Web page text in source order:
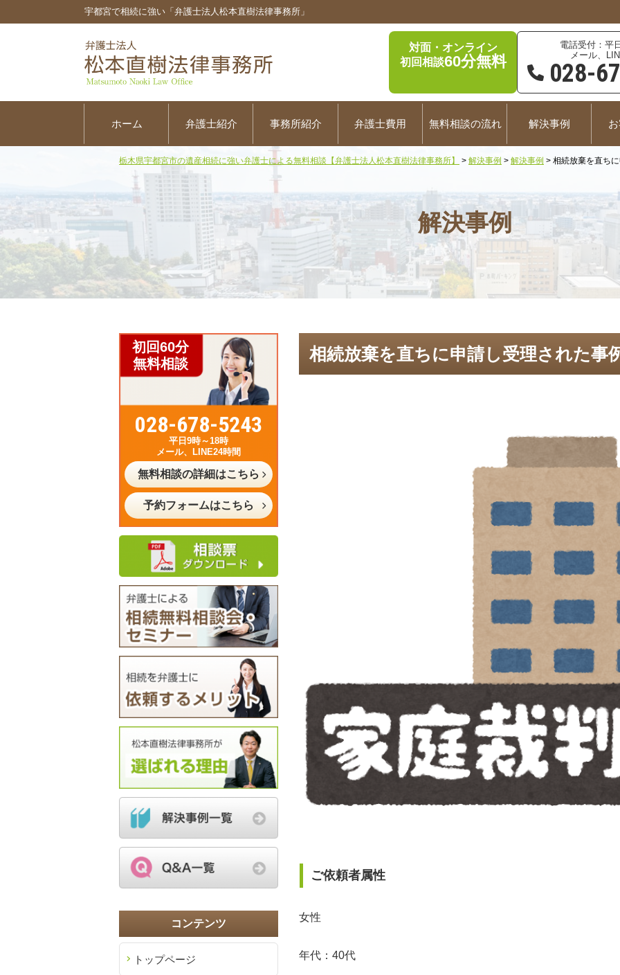
宇都宮で相続に強い「弁護士法人松本直樹法律事務所」
対面・オンライン
初回相談60分無料
平
メール、
028-
ホーム 弁護士紹介 事務所紹介 弁護士費用 無料相談の流れ 解決事例
栃木県宇都宮市の遺産相続に強い弁護士による無料相談【弁護士法人松本直樹法律事務所】 > 解決事例 > 解決事例 > 相続放棄を直ち
解決事例
相続放棄を直ちに申請し受理された事
ご依頼者属性
女性
年代：40代
初回60分
無料相談
028-678-5243
平日9時～18時
メール、LINE24時間
無料相談の詳細はこちら
予約フォームはこちら
コンテンツ
トップページ